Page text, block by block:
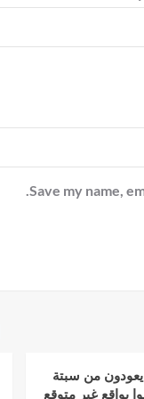
Save my name,
من سبتة
بواقع غير متوقع